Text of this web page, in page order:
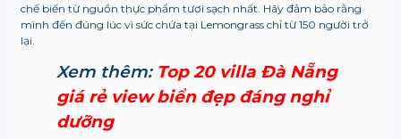
chế biến từ nguồn thực phẩm tươi sạch nhất. Hãy đảm bảo rằng
mình đến đúng lúc vì sức chứa tại Lemongrass chỉ từ 150 người trở
lại.
Xem thêm: Top 20 villa Đà Nẵng
giá rẻ view biển đẹp đáng nghỉ
dưỡng